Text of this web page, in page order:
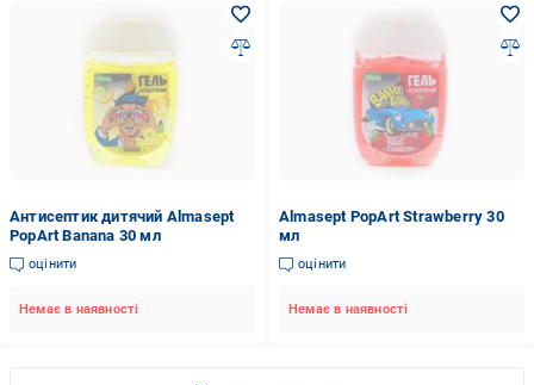
Антисептик дитячий Almasept
PopArt Banana 30 мл
оцінити
Немає в наявності
Almasept PopArt Strawberry 30
мл
оцінити
Немає в наявності